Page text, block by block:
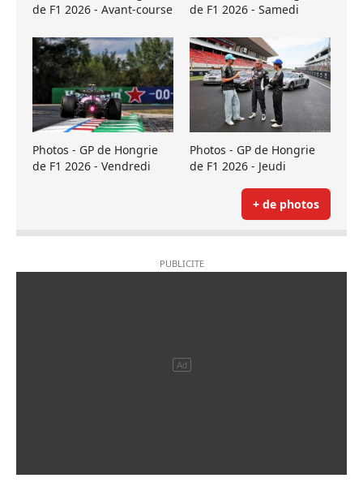
de F1 2026 - Avant-course
de F1 2026 - Samedi
Photos - GP de Hongrie
de F1 2026 - Vendredi
Photos - GP de Hongrie
de F1 2026 - Jeudi
+ de photos